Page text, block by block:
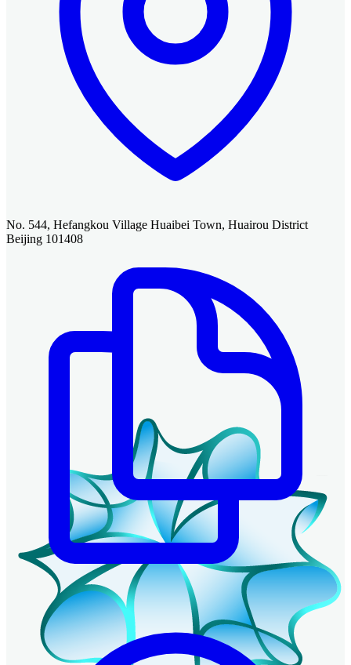
No. 544, Hefangkou Village Huaibei Town, Huairou District
Beijing 101408